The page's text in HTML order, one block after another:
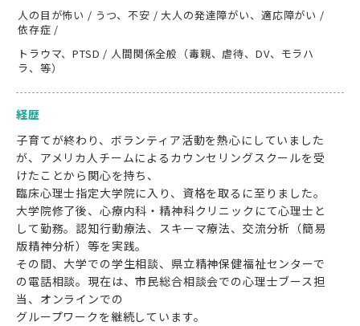
人の目が怖い / うつ、不安 / 大人の発達障がい、適応障がい /
依存症 /
トラウマ、PTSD / 人間関係全般（毒親、虐待、DV、モラハ
ラ、等）
経歴
子育てが終わり、ボランティア活動を熱心にしていました
が、アメリカ人チームによるカウンセリングスクールを受
けたことから関心を持ち、
臨床心理士指定大学院に入り、資格を取るに至りました。
大学院修了後、心療内科・精神科クリニックにて心理士と
して勤務。認知行動療法、スキーマ療法、交流分析（簡易
版精神分析）等を実践。
その間、大学での学生相談、県立精神保健福祉センターで
の電話相談。現在は、市民総合相談会での心理士ブース担
当、オンラインでの
グループワークを継続しています。